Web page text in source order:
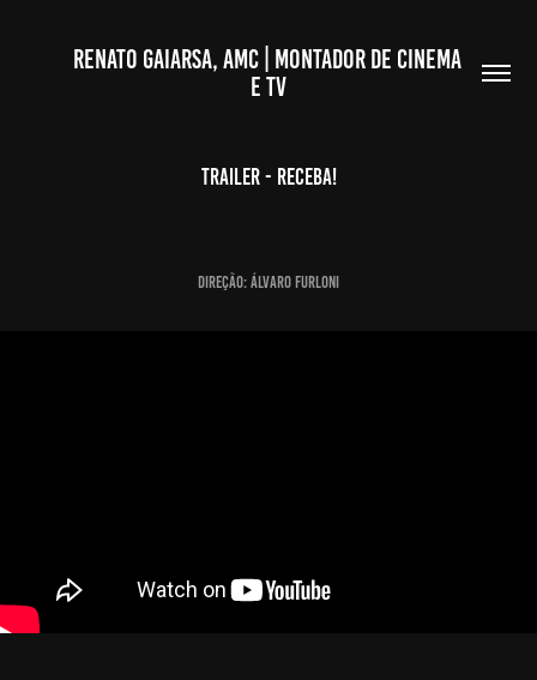
RENATO GAIARSA, AMC | MONTADOR DE CINEMA
E TV
Trailer - Receba!
DIREÇÃO: ÁLVARO FURLONI